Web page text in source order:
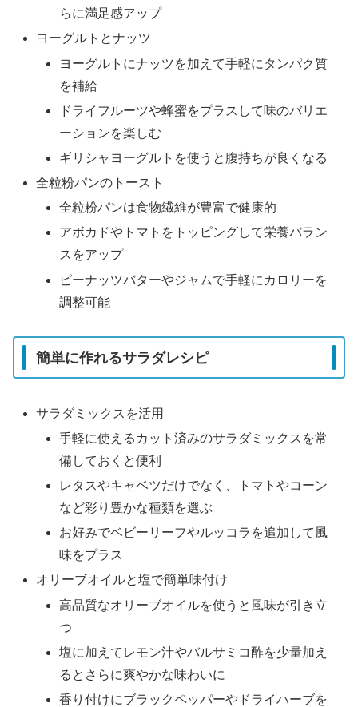
らに満足感アップ
ヨーグルトとナッツ
ヨーグルトにナッツを加えて手軽にタンパク質
を補給
ドライフルーツや蜂蜜をプラスして味のバリエ
ーションを楽しむ
ギリシャヨーグルトを使うと腹持ちが良くなる
全粒粉パンのトースト
全粒粉パンは食物繊維が豊富で健康的
アボカドやトマトをトッピングして栄養バラン
スをアップ
ピーナッツバターやジャムで手軽にカロリーを
調整可能
簡単に作れるサラダレシピ
サラダミックスを活用
手軽に使えるカット済みのサラダミックスを常
備しておくと便利
レタスやキャベツだけでなく、トマトやコーン
など彩り豊かな種類を選ぶ
お好みでベビーリーフやルッコラを追加して風
味をプラス
オリーブオイルと塩で簡単味付け
高品質なオリーブオイルを使うと風味が引き立
つ
塩に加えてレモン汁やバルサミコ酢を少量加え
るとさらに爽やかな味わいに
香り付けにブラックペッパーやドライハーブを